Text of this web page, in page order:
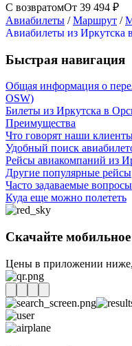
С возвратомОт 39 494 ₽
Авиабилеты /Маршрут /
Авиабилеты из Иркутска
Быстрая навигация
Общая информация о
OSW)
Билеты из Иркутска в
Преимущества
Что говорят наши
Удобный поиск
Рейсы авиакомпаний из
Другие популярные рейсы
Часто задаваемые вопросы
Куда еще можно полететь
Скачайте
Цены в приложении ниже,